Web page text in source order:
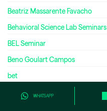
WHATSAPP
Beatriz Massarente Favacho
Behavioral Science Lab Seminars
BEL Seminar
Beno Goulart Campos
bet